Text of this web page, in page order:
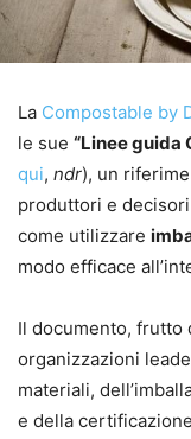
La Compostable by
le sue “Linee guida
qui, ndr), un
produttori e
come utilizzare
modo efficace
Il documento, frutto
organizzazioni
materiali,
e della